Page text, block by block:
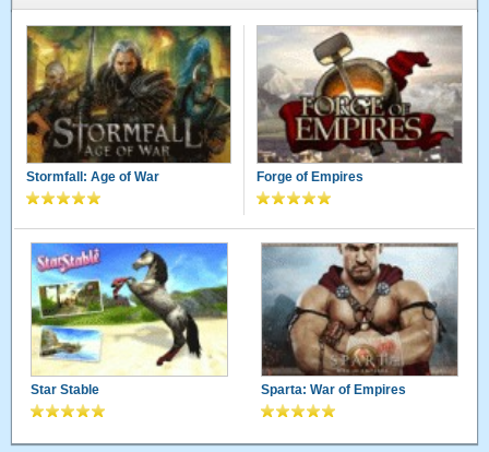
Stormfall: Age of War Forge of Empires
Star Stable Sparta: War of Empires